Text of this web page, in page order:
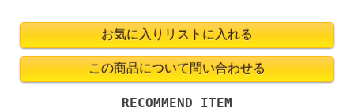
RECOMMEND ITEM